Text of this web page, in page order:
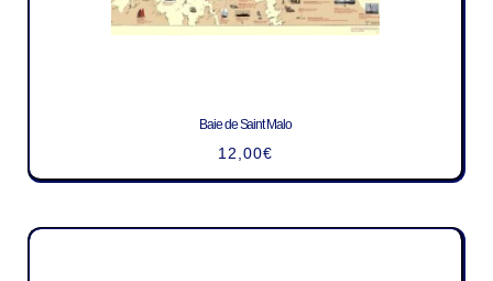
Baie de Saint Malo
12,00€